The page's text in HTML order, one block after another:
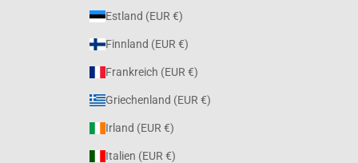
Estland (EUR €)
Finnland (EUR €)
Frankreich (EUR €)
Griechenland (EUR €)
Irland (EUR €)
Italien (EUR €)